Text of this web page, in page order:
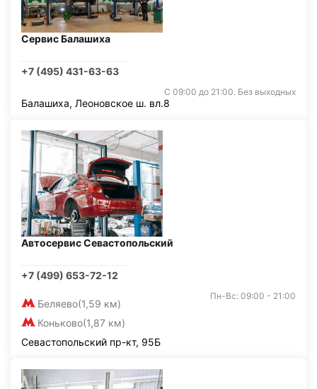
Сервис Балашиха
+7 (495) 431-63-63
С 09:00 до 21:00. Без выходных
Балашиха, Леоновское ш. вл.8
Автосервис Севастопольский
+7 (499) 653-72-12
Беляево(1,59 км)
Коньково(1,87 км)
Пн-Вс: 09:00 - 21:00
Севастопольский пр-кт, 95Б